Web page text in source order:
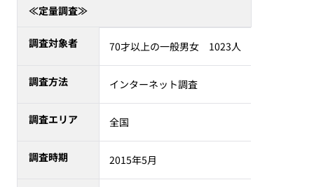
≪定量調査≫
調査対象者 70才以上の一般男女 1023人
調査方法 インターネット調査
調査エリア 全国
調査時期 2015年5月